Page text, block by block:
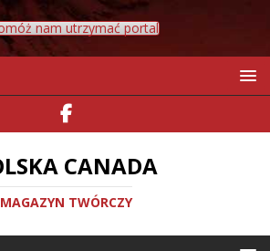
nam utrzymać portal
CANADA
MAGAZYN TWÓRCZY